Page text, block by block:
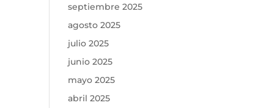
septiembre 2025
agosto 2025
julio 2025
junio 2025
mayo 2025
abril 2025